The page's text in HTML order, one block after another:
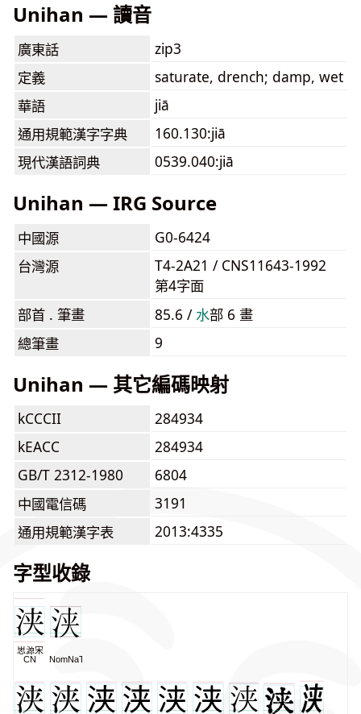
Unihan — 讀音
廣東話
zip3
定義
saturate, drench; damp, wet
華語
jiā
通用規範漢字字典
160.130:jiā
現代漢語詞典
0539.040:jiā
Unihan — IRG Source
中國源
G0-6424
台灣源
T4-2A21 / CNS11643-1992
第4字面
部首 . 筆畫
85.6 /⽔部 6 畫
總筆畫
9
Unihan — 其它編碼映射
kCCCII
284934
kEACC
284934
GB/T 2312-1980
6804
中國電信碼
3191
通用規範漢字表
2013:4335
字型收錄
思源宋
CN
NomNaTong